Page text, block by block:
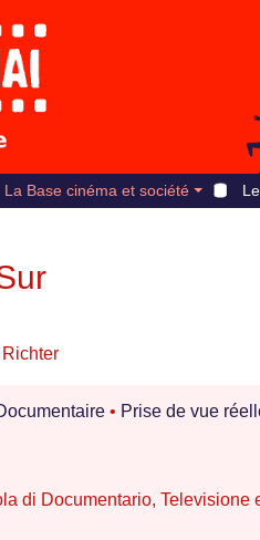
La Base cinéma et société
• Prise de vue
di Documentario, Televisione